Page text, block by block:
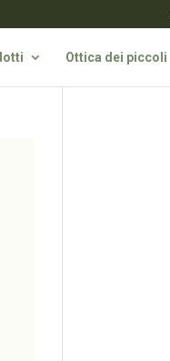
Ottica dei piccoli